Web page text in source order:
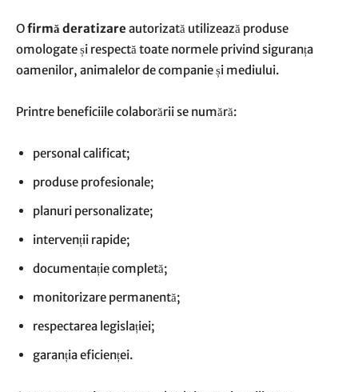
Ofirmă deratizare autorizată utilizează produse
omologate și respectă toate normele privind siguranța
oamenilor, animalelor de companie și mediului.
Printre beneficiile colaborării se numără:
personal calificat;
produse profesionale;
planuri personalizate;
intervenții rapide;
documentație completă;
monitorizare permanentă;
respectarea legislației;
garanția eficienței.